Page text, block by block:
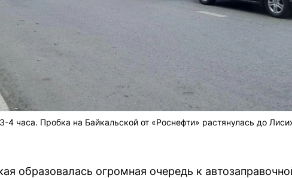
4 часа. Пробка на Байкальской от «Роснефти» растянулась до
образовалась огромная очередь к